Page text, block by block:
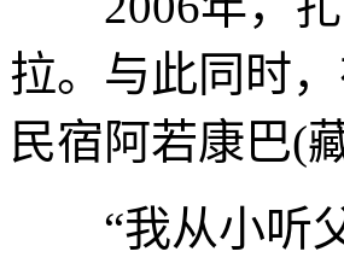
拉。与此同时
民宿阿若康巴(
“我从小听父